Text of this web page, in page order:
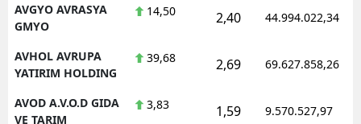
AVGYO AVRASYA
GMYO
14,50 2,40 44.994.022,34
AVHOL AVRUPA
YATIRIM HOLDING
39,68 2,69 69.627.858,26
AVOD A.V.O.D GIDA
VE TARIM
3,83 1,59 9.570.527,97